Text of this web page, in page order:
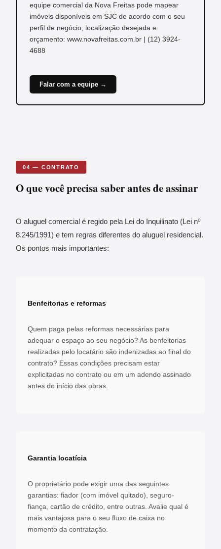
equipe comercial da Nova Freitas pode mapear
imóveis disponíveis em SJC de acordo com o seu
perfil de negócio, localização desejada e
orçamento: www.novafreitas.com.br | (12) 3924-
4688
Falar com a equipe →
04 — CONTRATO
O que você precisa saber antes de assinar
O aluguel comercial é regido pela Lei do Inquilinato (Lei nº
8.245/1991) e tem regras diferentes do aluguel residencial.
Os pontos mais importantes:
Benfeitorias e reformas
Quem paga pelas reformas necessárias para
adequar o espaço ao seu negócio? As benfeitorias
realizadas pelo locatário são indenizadas ao final do
contrato? Essas condições precisam estar
explicitadas no contrato ou em um adendo assinado
antes do início das obras.
Garantia locatícia
O proprietário pode exigir uma das seguintes
garantias: fiador (com imóvel quitado), seguro-
fiança, cartão de crédito, entre outras. Avalie qual é
mais vantajosa para o seu fluxo de caixa no
momento da contratação.